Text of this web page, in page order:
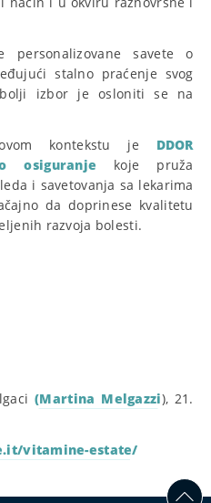
personalizovane savete o
stalno praćenje svog
izbor je osloniti se na
kontekstu je DDOR
osiguranje koje pruža
i savetovanja sa lekarima
da doprinese kvalitetu
razvoja bolesti.
(Martina Melgazzi), 21.
vitamine-estate/